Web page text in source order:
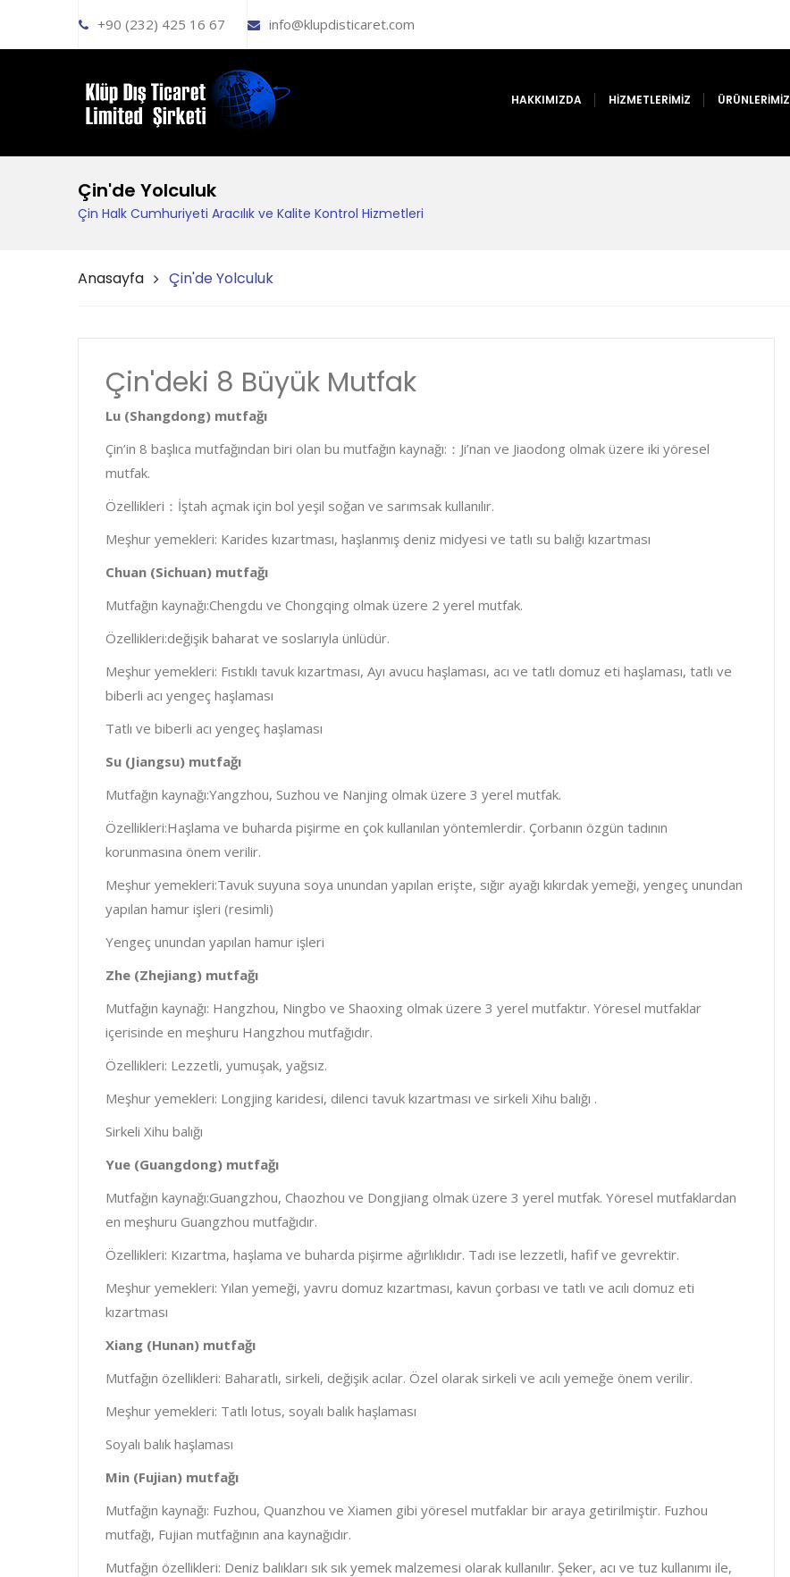
+90 (232) 425 16 67 info@klupdisticaret.com
HAKKIMIZDA HİZMETLERİMİZ ÜRÜNLERİMİZ
Çin'de Yolculuk
Çin Halk Cumhuriyeti Aracılık ve Kalite Kontrol Hizmetleri
Anasayfa Çin'de Yolculuk
Çin'deki 8 Büyük Mutfak
Lu (Shangdong) mutfağı
Çin’in 8 başlıca mutfağından biri olan bu mutfağın kaynağı:：Ji’nan ve Jiaodong olmak üzere iki yöresel
mutfak.
Özellikleri：İştah açmak için bol yeşil soğan ve sarımsak kullanılır.
Meşhur yemekleri: Karides kızartması, haşlanmış deniz midyesi ve tatlı su balığı kızartması
Chuan (Sichuan) mutfağı
Mutfağın kaynağı:Chengdu ve Chongqing olmak üzere 2 yerel mutfak.
Özellikleri:değişik baharat ve soslarıyla ünlüdür.
Meşhur yemekleri: Fıstıklı tavuk kızartması, Ayı avucu haşlaması, acı ve tatlı domuz eti haşlaması, tatlı ve
biberli acı yengeç haşlaması
Tatlı ve biberli acı yengeç haşlaması
Su (Jiangsu) mutfağı
Mutfağın kaynağı:Yangzhou, Suzhou ve Nanjing olmak üzere 3 yerel mutfak.
Özellikleri:Haşlama ve buharda pişirme en çok kullanılan yöntemlerdir. Çorbanın özgün tadının
korunmasına önem verilir.
Meşhur yemekleri:Tavuk suyuna soya unundan yapılan erişte, sığır ayağı kıkırdak yemeği, yengeç unundan
yapılan hamur işleri (resimli)
Yengeç unundan yapılan hamur işleri
Zhe (Zhejiang) mutfağı
Mutfağın kaynağı: Hangzhou, Ningbo ve Shaoxing olmak üzere 3 yerel mutfaktır. Yöresel mutfaklar
içerisinde en meşhuru Hangzhou mutfağıdır.
Özellikleri: Lezzetli, yumuşak, yağsız.
Meşhur yemekleri: Longjing karidesi, dilenci tavuk kızartması ve sirkeli Xihu balığı .
Sirkeli Xihu balığı
Yue (Guangdong) mutfağı
Mutfağın kaynağı:Guangzhou, Chaozhou ve Dongjiang olmak üzere 3 yerel mutfak. Yöresel mutfaklardan
en meşhuru Guangzhou mutfağıdır.
Özellikleri: Kızartma, haşlama ve buharda pişirme ağırlıklıdır. Tadı ise lezzetli, hafif ve gevrektir.
Meşhur yemekleri: Yılan yemeği, yavru domuz kızartması, kavun çorbası ve tatlı ve acılı domuz eti
kızartması
Xiang (Hunan) mutfağı
Mutfağın özellikleri: Baharatlı, sirkeli, değişik acılar. Özel olarak sirkeli ve acılı yemeğe önem verilir.
Meşhur yemekleri: Tatlı lotus, soyalı balık haşlaması
Soyalı balık haşlaması
Min (Fujian) mutfağı
Mutfağın kaynağı: Fuzhou, Quanzhou ve Xiamen gibi yöresel mutfaklar bir araya getirilmiştir. Fuzhou
mutfağı, Fujian mutfağının ana kaynağıdır.
Mutfağın özellikleri: Deniz balıkları sık sık yemek malzemesi olarak kullanılır. Şeker, acı ve tuz kullanımı ile,